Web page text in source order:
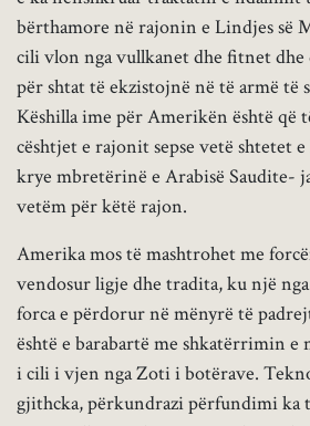
bërthamore në rajonin e Lindjes së
cili vlon nga vullkanet dhe fitnet dhe
për shtat të ekzistojnë në të armë të
Këshilla ime për Amerikën është që
cështjet e rajonit sepse vetë shtetet
krye mbretërinë e Arabisë Saudite-
vetëm për këtë rajon.
Amerika mos të mashtrohet me
vendosur ligje dhe tradita, ku një
forca e përdorur në mënyrë të
është e barabartë me shkatërrimin
i cili i vjen nga Zoti i botërave.
gjithcka, përkundrazi përfundimi ka